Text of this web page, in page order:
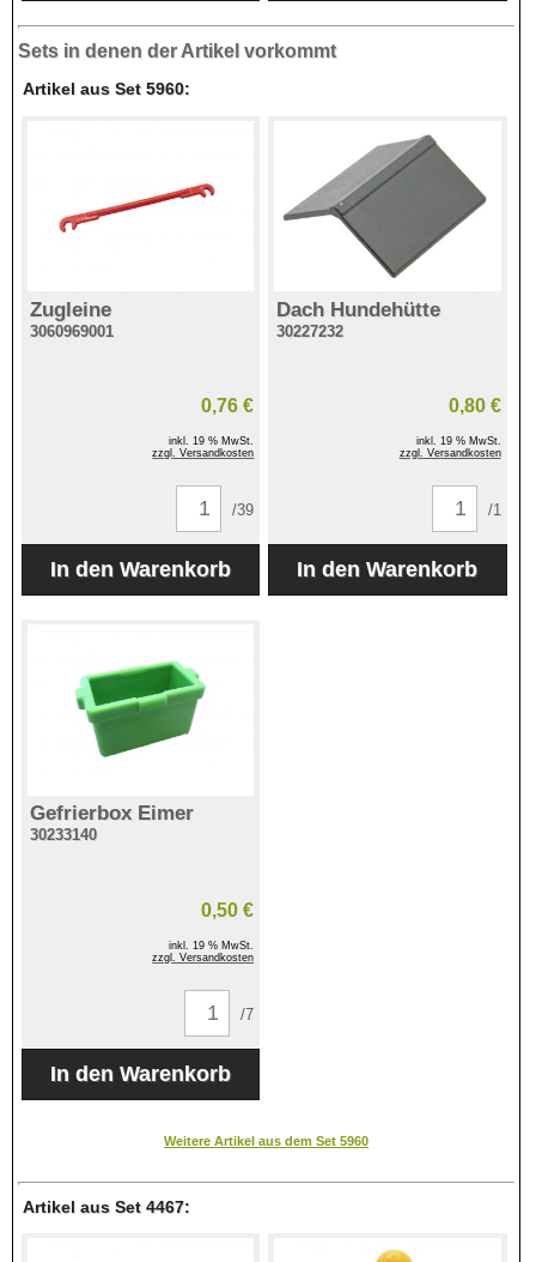
Sets in denen der Artikel vorkommt
Artikel aus Set 5960:
Zugleine
3060969001
0,76 €
inkl. 19 % MwSt.
zzgl. Versandkosten
/39
Dach Hundehütte
30227232
0,80 €
inkl. 19 % MwSt.
zzgl. Versandkosten
/1
Gefrierbox Eimer
30233140
0,50 €
inkl. 19 % MwSt.
zzgl. Versandkosten
/7
Weitere Artikel aus dem Set 5960
Artikel aus Set 4467: